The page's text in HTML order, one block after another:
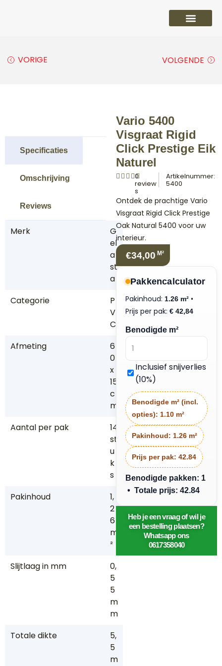
VORIGE VOLGENDE
Specificaties
Omschrijving
Reviews
Merk
G
el
a
st
a
Categorie
P
V
C
Afmeting
6
0
x
15
c
m
Aantal per pak
14
st
u
k
s
Pakinhoud
1,
2
6
m
²
Slijtlaag in mm
0,
5
5
m
m
Totale dikte
5,
5
m
Vario 5400
Visgraat Rigid
Click Prestige Eik
Naturel
0
review
s
Artikelnummer:
5400
Ontdek de prachtige Vario
Visgraat Rigid Click Prestige
Oak Natural 5400 voor uw
interieur.
€34,00 M²
Pakkencalculator
Pakinhoud: 1.26 m² •
Prijs per pak: € 42,84
Benodigde m²
Inclusief snijverlies
(10%)
Benodigde m² (incl.
opties): 1.10 m²
Pakinhoud: 1.26 m²
Prijs per pak: 42.84
Benodigde pakken: 1
• Totale prijs: 42.84
Heb je een vraag of wil je
een bestelling plaatsen?
Whatsapp ons
0617358040